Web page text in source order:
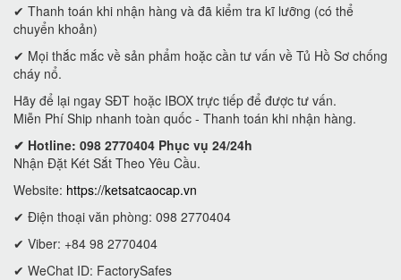
✔ Thanh toán khi nhận hàng và đã kiểm tra kĩ lưỡng (có thể
chuyển khoản)
✔ Mọi thắc mắc về sản phẩm hoặc cần tư vấn về Tủ Hồ Sơ chống
cháy nổ.
Hãy để lại ngay SĐT hoặc IBOX trực tiếp để được tư vấn.
Miễn Phí Ship nhanh toàn quốc - Thanh toán khi nhận hàng.
✔ Hotline: 098 2770404 Phục vụ 24/24h
Nhận Đặt Két Sắt Theo Yêu Cầu.
Website: https://ketsatcaocap.vn
✔ Điện thoại văn phòng: 098 2770404
✔ Viber: +84 98 2770404
✔ WeChat ID: FactorySafes